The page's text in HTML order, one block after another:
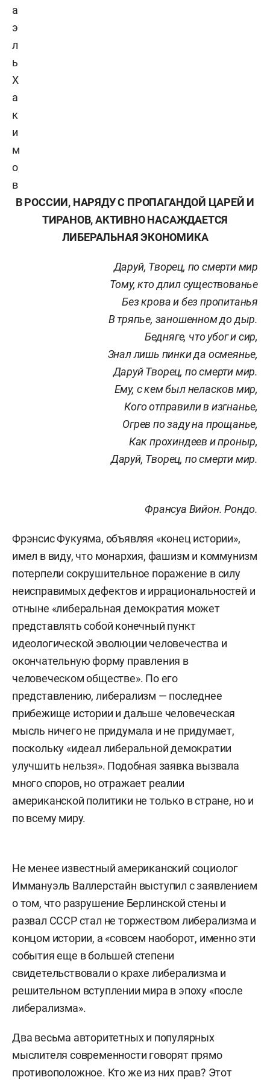
а
э
л
ь
Х
а
к
и
м
о
в
В РОССИИ, НАРЯДУ С ПРОПАГАНДОЙ ЦАРЕЙ И
ТИРАНОВ, АКТИВНО НАСАЖДАЕТСЯ
ЛИБЕРАЛЬНАЯ ЭКОНОМИКА
Даруй, Творец, по смерти мир
Тому, кто длил существованье
Без крова и без пропитанья
В тряпье, заношенном до дыр.
Бедняге, что убог и сир,
Знал лишь пинки да осмеянье,
Даруй Творец, по смерти мир.
Ему, с кем был неласков мир,
Кого отправили в изгнанье,
Огрев по заду на прощанье,
Как прохиндеев и проныр,
Даруй, Творец, по смерти мир.
Франсуа Вийон. Рондо.
Фрэнсис Фукуяма, объявляя «конец истории»,
имел в виду, что монархия, фашизм и коммунизм
потерпели сокрушительное поражение в силу
неисправимых дефектов и иррациональностей и
отныне «либеральная демократия может
представлять собой конечный пункт
идеологической эволюции человечества и
окончательную форму правления в
человеческом обществе». По его
представлению, либерализм — последнее
прибежище истории и дальше человеческая
мысль ничего не придумала и не придумает,
поскольку «идеал либеральной демократии
улучшить нельзя». Подобная заявка вызвала
много споров, но отражает реалии
американской политики не только в стране, но и
по всему миру.
Не менее известный американский социолог
Иммануэль Валлерстайн выступил с заявлением
о том, что разрушение Берлинской стены и
развал СССР стал не торжеством либерализма и
концом истории, а «совсем наоборот, именно эти
события еще в большей степени
свидетельствовали о крахе либерализма и
решительном вступлении мира в эпоху «после
либерализма».
Два весьма авторитетных и популярных
мыслителя современности говорят прямо
противоположное. Кто же из них прав? Этот